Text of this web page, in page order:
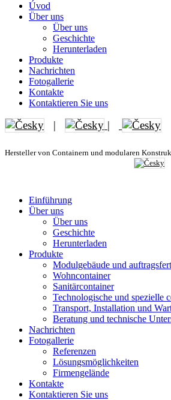
Úvod
Über uns
Über uns
Geschichte
Herunterladen
Produkte
Nachrichten
Fotogallerie
Kontakte
Kontaktieren Sie uns
| |
Hersteller von Containern und modularen
Einführung
Über uns
Über uns
Geschichte
Herunterladen
Produkte
Modulgebäude und
Wohncontainer
Sanitärcontainer
Technologische und spezielle
Transport, Installation und
Beratung und technische
Nachrichten
Fotogallerie
Referenzen
Lösungsmöglichkeiten
Firmengelände
Kontakte
Kontaktieren Sie uns